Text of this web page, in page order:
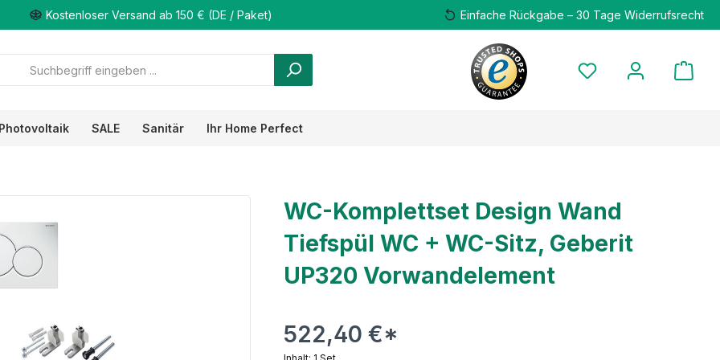
Kostenloser Versand ab 150 € (DE / Paket) Einfache Rückgabe – 30 Tage Widerrufsrecht
Photovoltaik SALE Sanitär Ihr Home Perfect
WC-Komplettset Design Wand
Tiefspül WC + WC-Sitz, Geberit
UP320 Vorwandelement
522,40 €*